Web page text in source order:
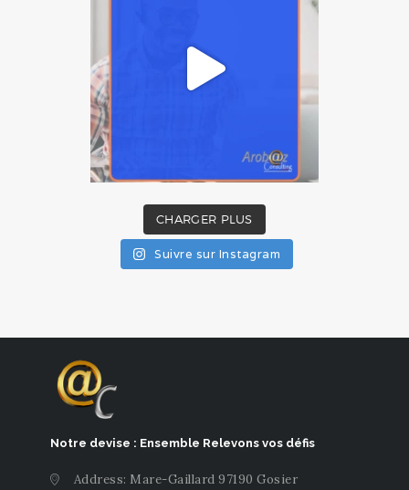
CHARGER PLUS
Suivre sur Instagram
Notre devise : Ensemble Relevons vos défis
Address: Mare-Gaillard 97190 Gosier